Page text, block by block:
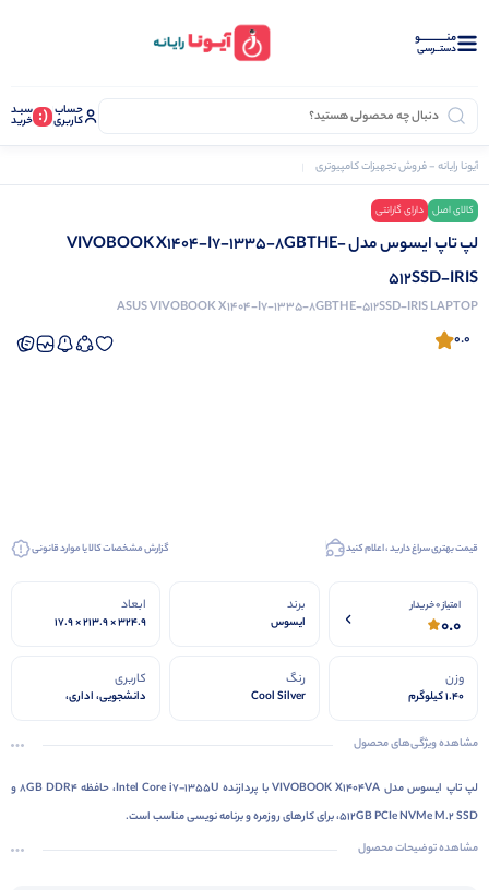
منــــــــــــو
دستــرسی
حساب
کاربری (: سبـد
خرید
آیونا رایانه - فروش تجهیزات کامپیوتری
کالای اصل دارای گارانتی
لپ تاپ ایسوس مدل VIVOBOOK X1404-I7-1335-8GBTHE-
512SSD-IRIS
ASUS VIVOBOOK X1404-I7-1335-8GBTHE-512SSD-IRIS LAPTOP
0.0
قیمت بهتری سراغ دارید ، اعلام کنید گزارش مشخصات کالا یا موارد قانونی
امتیاز 0 خریدار
0.0
برند
ایسوس
ابعاد
324.9 × 213.9 × 17.9
وزن
1.40 کیلوگرم
رنگ
Cool Silver
کاربری
دانشجویی، اداری،
کارهای روزمره.
مشاهده ویژگی‌های محصول
لپ تاپ ایسوس مدل VIVOBOOK X1404VA با پردازنده Intel Core i7-1355U، حافظه 8GB DDR4 و
512GB PCIe NVMe M.2 SSD، برای کارهای روزمره و برنامه نویسی مناسب است.
مشاهده توضیحات محصول